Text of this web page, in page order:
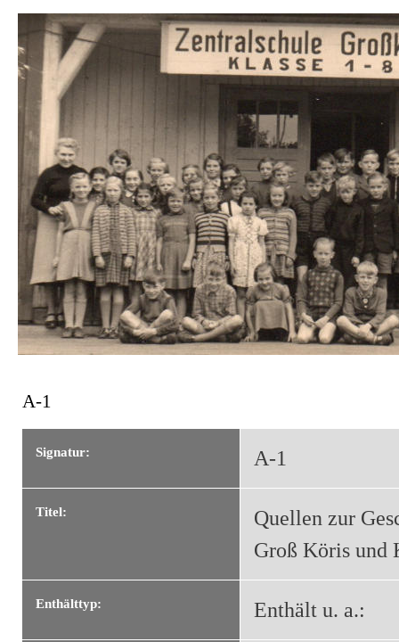
A-1
Signatur: A-1
Titel:
Quellen zur
Groß Köris und
Enthälttyp: Enthält u. a.: